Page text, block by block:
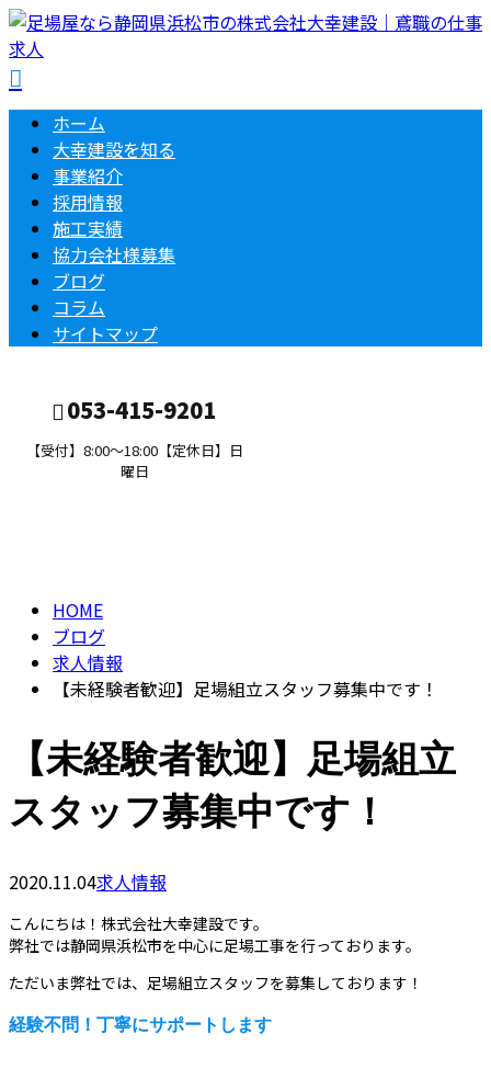
ホーム
大幸建設を知る
事業紹介
採用情報
施工実績
協力会社様募集
ブログ
コラム
サイトマップ
053-415-9201
【受付】8:00～18:00【定休日】日
曜日
HOME
ブログ
求人情報
【未経験者歓迎】足場組立スタッフ募集中です！
【未経験者歓迎】足場組立
スタッフ募集中です！
2020.11.04求人情報
こんにちは！株式会社大幸建設です。
弊社では静岡県浜松市を中心に足場工事を行っております。
ただいま弊社では、足場組立スタッフを募集しております！
経験不問！丁寧にサポートします